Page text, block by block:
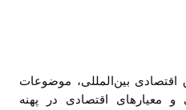
بین المللی، موضوعات
معیارهای اقتصادی در پهنه